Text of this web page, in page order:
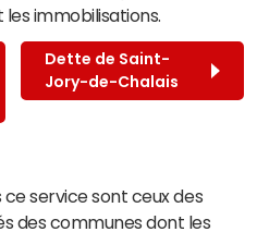
immobilisations.
Dette de Saint-
Jory-de-Chalais
service sont ceux des
des communes dont les